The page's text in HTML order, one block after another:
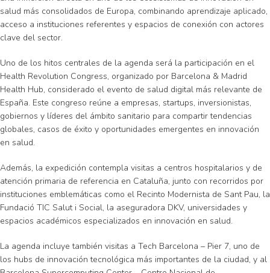
salud más consolidados de Europa, combinando aprendizaje aplicado,
acceso a instituciones referentes y espacios de conexión con actores
clave del sector.
Uno de los hitos centrales de la agenda será la participación en el
Health Revolution Congress, organizado por Barcelona & Madrid
Health Hub, considerado el evento de salud digital más relevante de
España. Este congreso reúne a empresas, startups, inversionistas,
gobiernos y líderes del ámbito sanitario para compartir tendencias
globales, casos de éxito y oportunidades emergentes en innovación
en salud.
Además, la expedición contempla visitas a centros hospitalarios y de
atención primaria de referencia en Cataluña, junto con recorridos por
instituciones emblemáticas como el Recinto Modernista de Sant Pau, la
Fundació TIC Salut i Social, la aseguradora DKV, universidades y
espacios académicos especializados en innovación en salud.
La agenda incluye también visitas a Tech Barcelona – Pier 7, uno de
los hubs de innovación tecnológica más importantes de la ciudad, y al